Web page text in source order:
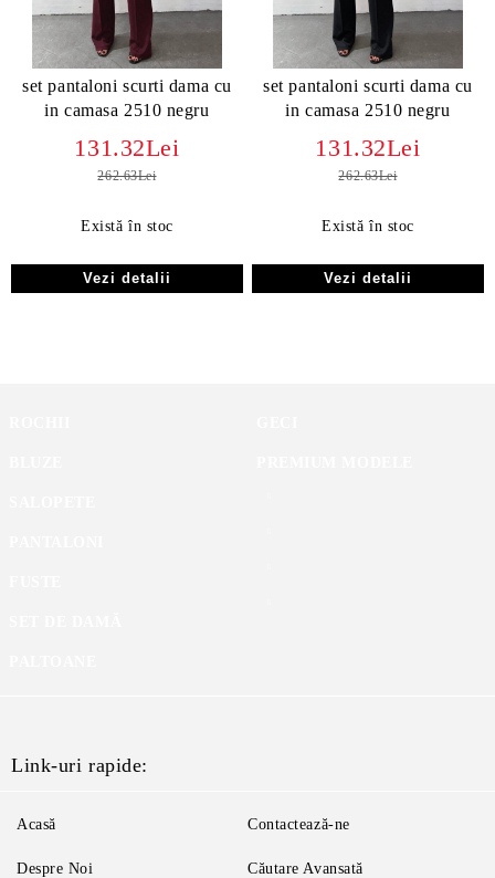
set pantaloni scurti dama cu
in camasa 2510 negru
131.32Lei
262.63Lei
Există în stoc
Vezi detalii
set pantaloni scurti dama cu
in camasa 2510 negru
131.32Lei
262.63Lei
Există în stoc
Vezi detalii
Link-uri rapide:
Acasă
Despre Noi
Contactează-ne
Căutare Avansată